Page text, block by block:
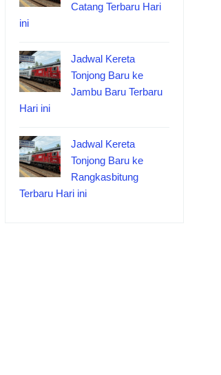
Catang Terbaru Hari
ini
Jadwal Kereta
Tonjong Baru ke
Jambu Baru Terbaru
Hari ini
Jadwal Kereta
Tonjong Baru ke
Rangkasbitung
Terbaru Hari ini